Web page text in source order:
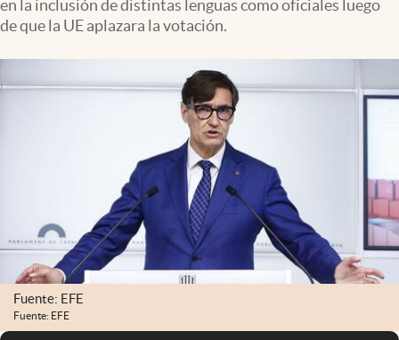
en la inclusión de distintas lenguas como oficiales luego
de que la UE aplazara la votación.
Fuente: EFE
Fuente: EFE